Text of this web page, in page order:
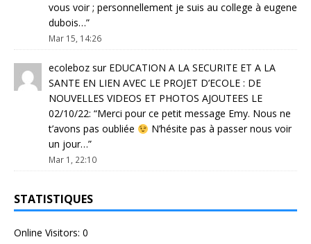
vous voir ; personnellement je suis au college à eugene
dubois…”
Mar 15, 14:26
ecoleboz sur EDUCATION A LA SECURITE ET A LA
SANTE EN LIEN AVEC LE PROJET D’ECOLE : DE
NOUVELLES VIDEOS ET PHOTOS AJOUTEES LE
02/10/22: “Merci pour ce petit message Emy. Nous ne
t’avons pas oubliée
N’hésite pas à passer nous voir
un jour…”
Mar 1, 22:10
STATISTIQUES
Online Visitors: 0